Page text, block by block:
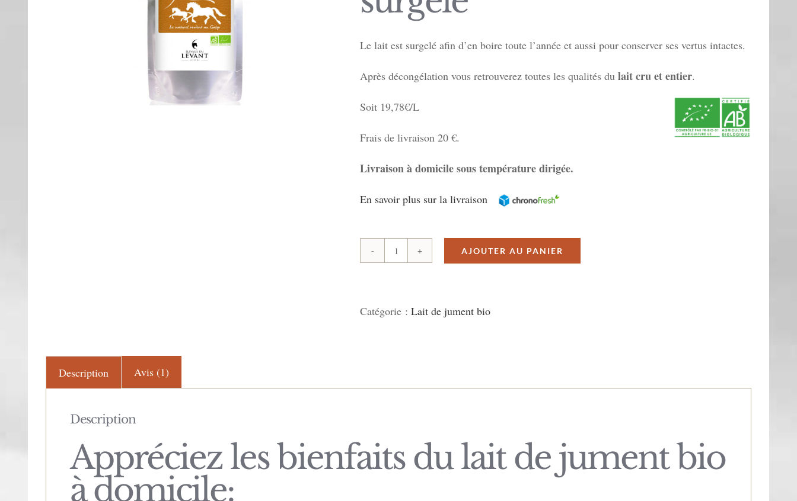
Le lait est surgelé afin d’en boire toute l’année et aussi pour conserver ses vertus intactes.
Après décongélation vous retrouverez toutes les qualités du lait cru et entier.
Soit 19,78€/L
Frais de livraison 20 €.
Livraison à domicile sous température dirigée.
En savoir plus sur la livraison
quantité
de
(10x0,5L)
AJOUTER AU PANIER
Catégorie : Lait de jument bio
Description Avis (1)
Description
Appréciez les bienfaits du lait de jument bio
à domicile: